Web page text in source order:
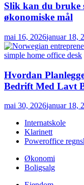
Slik kan du bruke
økonomiske mål
mai 16, 2026januar 18,
Hvordan
Bedrift Med Lavt
mai 30, 2026januar 18,
Internatskole
Klarinett
Poweroffice
Økonomi
Boligsalg